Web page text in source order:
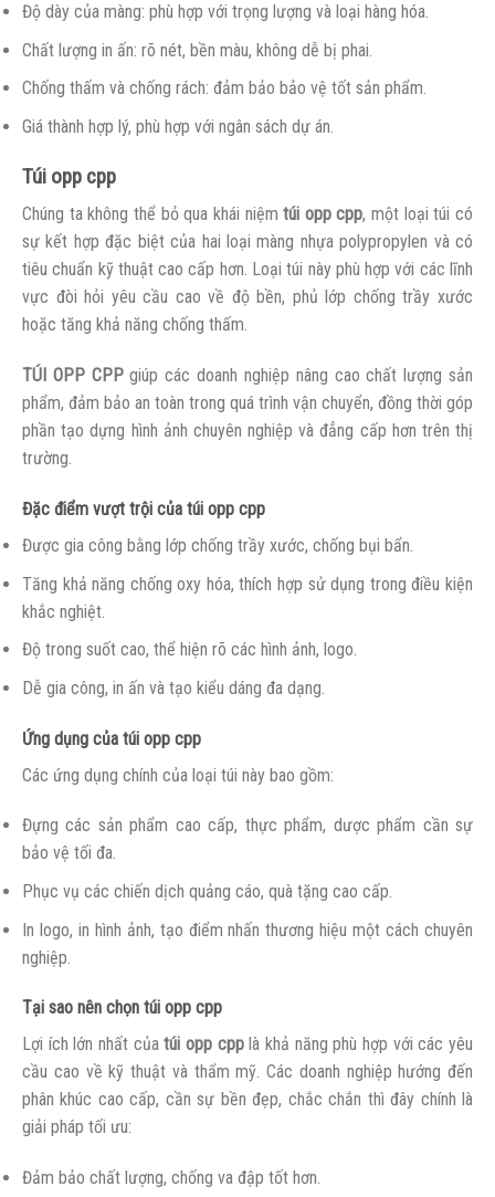
Độ dày của màng: phù hợp với trọng lượng và loại hàng hóa.
Chất lượng in ấn: rõ nét, bền màu, không dễ bị phai.
Chống thấm và chống rách: đảm bảo bảo vệ tốt sản phẩm.
Giá thành hợp lý, phù hợp với ngân sách dự án.
Túi opp cpp
Chúng ta không thể bỏ qua khái niệmtúi opp cpp, một loại túi có
sự kết hợp đặc biệt của hai loại màng nhựa polypropylen và có
tiêu chuẩn kỹ thuật cao cấp hơn. Loại túi này phù hợp với các lĩnh
vực đòi hỏi yêu cầu cao về độ bền, phủ lớp chống trầy xước
hoặc tăng khả năng chống thấm.
TÚI OPP CPPgiúp các doanh nghiệp nâng cao chất lượng sản
phẩm, đảm bảo an toàn trong quá trình vận chuyển, đồng thời góp
phần tạo dựng hình ảnh chuyên nghiệp và đẳng cấp hơn trên thị
trường.
Đặc điểm vượt trội của túi opp cpp
Được gia công bằng lớp chống trầy xước, chống bụi bẩn.
Tăng khả năng chống oxy hóa, thích hợp sử dụng trong điều kiện
khắc nghiệt.
Độ trong suốt cao, thể hiện rõ các hình ảnh, logo.
Dễ gia công, in ấn và tạo kiểu dáng đa dạng.
Ứng dụng của túi opp cpp
Các ứng dụng chính của loại túi này bao gồm:
Đựng các sản phẩm cao cấp, thực phẩm, dược phẩm cần sự
bảo vệ tối đa.
Phục vụ các chiến dịch quảng cáo, quà tặng cao cấp.
In logo, in hình ảnh, tạo điểm nhấn thương hiệu một cách chuyên
nghiệp.
Tại sao nên chọn túi opp cpp
Lợi ích lớn nhất củatúi opp cpplà khả năng phù hợp với các yêu
cầu cao về kỹ thuật và thẩm mỹ. Các doanh nghiệp hướng đến
phân khúc cao cấp, cần sự bền đẹp, chắc chắn thì đây chính là
giải pháp tối ưu:
Đảm bảo chất lượng, chống va đập tốt hơn.